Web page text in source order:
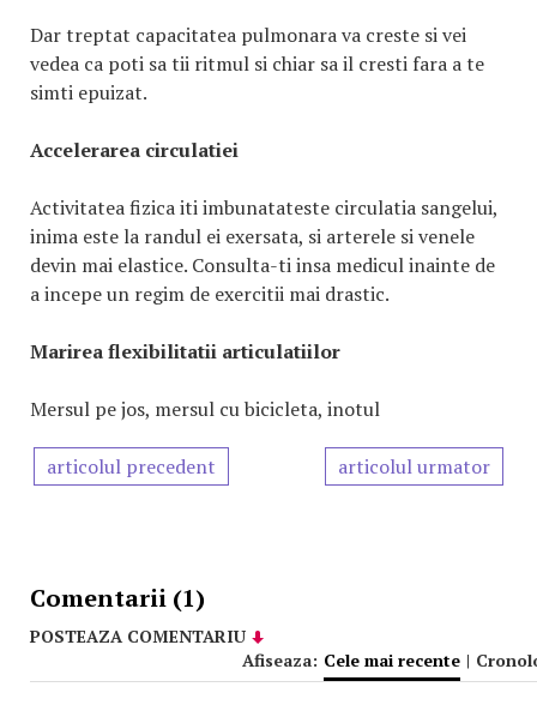
Dar treptat capacitatea pulmonara va creste si vei
vedea ca poti sa tii ritmul si chiar sa il cresti fara a te
simti epuizat.
Accelerarea circulatiei
Activitatea fizica iti imbunatateste circulatia sangelui,
inima este la randul ei exersata, si arterele si venele
devin mai elastice. Consulta-ti insa medicul inainte de
a incepe un regim de exercitii mai drastic.
Marirea flexibilitatii articulatiilor
Mersul pe jos, mersul cu bicicleta, inotul
articolul precedent articolul urmator
Comentarii (1)
POSTEAZA COMENTARIU
Afiseaza: Cele mai recente |